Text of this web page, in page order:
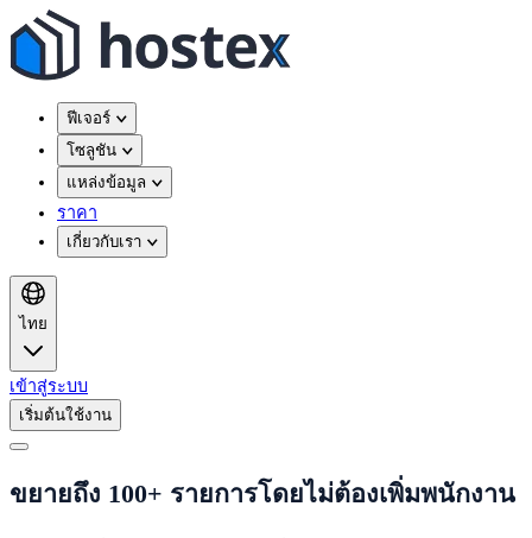
ฟีเจอร์
โซลูชัน
แหล่งข้อมูล
ราคา
เกี่ยวกับเรา
ไทย
เข้าสู่ระบบ
เริ่มต้นใช้งาน
ขยายถึง 100+ รายการโดยไม่ต้องเพิ่มพนักงาน